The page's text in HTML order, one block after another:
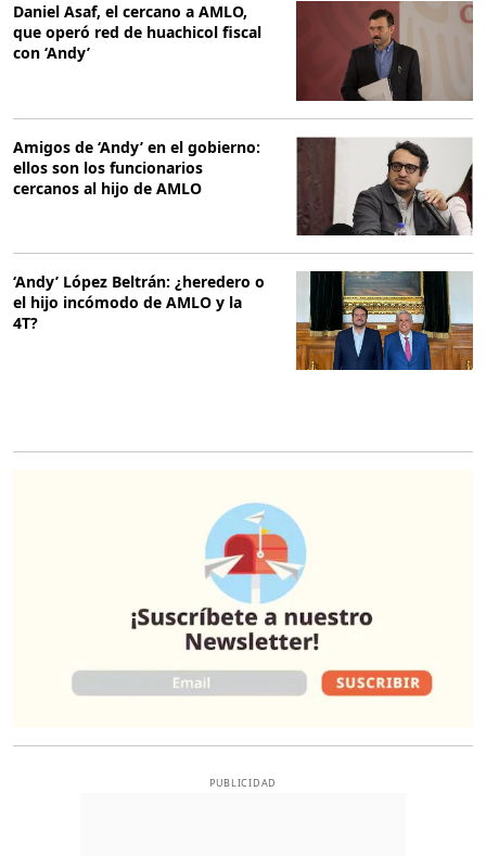
Daniel Asaf, el cercano a AMLO,
que operó red de huachicol fiscal
con ‘Andy’
Amigos de ‘Andy’ en el gobierno:
ellos son los funcionarios
cercanos al hijo de AMLO
‘Andy’ López Beltrán: ¿heredero o
el hijo incómodo de AMLO y la
4T?
PUBLICIDAD